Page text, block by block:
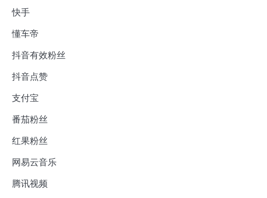
快手
懂车帝
抖音有效粉丝
抖音点赞
支付宝
番茄粉丝
红果粉丝
网易云音乐
腾讯视频